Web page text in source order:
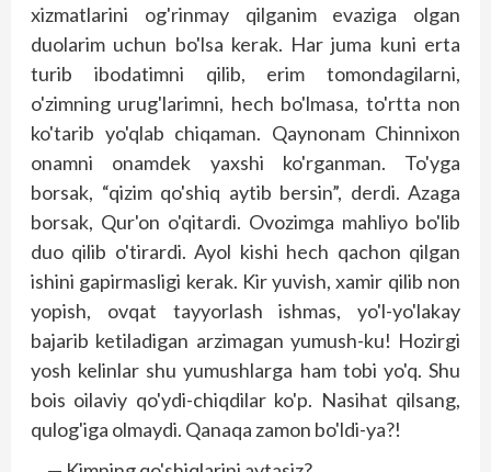
xizmatlarini og'rinmay qilganim evaziga olgan
duolarim uchun bo'lsa kerak. Har juma kuni erta
turib ibodatimni qilib, erim tomondagilarni,
o'zimning urug'larimni, hech bo'lmasa, to'rtta non
ko'tarib yo'qlab chiqaman. Qaynonam Chinnixon
onamni onamdek yaxshi ko'rganman. To'yga
borsak, “qizim qo'shiq aytib bersin”, derdi. Azaga
borsak, Qur'on o'qitardi. Ovozimga mahliyo bo'lib
duo qilib o'tirardi. Ayol kishi hech qachon qilgan
ishini gapirmasligi kerak. Kir yuvish, xamir qilib non
yopish, ovqat tayyorlash ishmas, yo'l-yo'lakay
bajarib ketiladigan arzimagan yumush-ku! Hozirgi
yosh kelinlar shu yumushlarga ham tobi yo'q. Shu
bois oilaviy qo'ydi-chiqdilar ko'p. Nasihat qilsang,
qulog'iga olmaydi. Qanaqa zamon bo'ldi-ya?!